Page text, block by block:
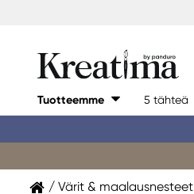
Tuotteemme 5 tähteä
Värit & maalausnesteet